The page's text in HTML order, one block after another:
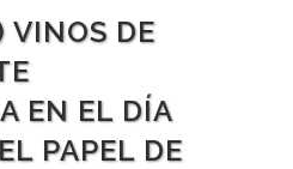
VINOS DE
EN EL DÍA
PAPEL DE